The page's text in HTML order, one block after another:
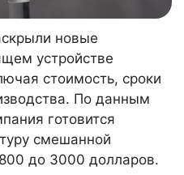
новые
устройстве
стоимость, сроки
По данным
готовится
смешанной
до 3000 долларов.